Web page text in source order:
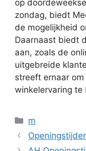
op
zondag, biedt
de mogelijkheid
Daarnaast biedt
aan, zoals de
uitgebreide
streeft ernaar
winkelervaring te
Categorieën
m